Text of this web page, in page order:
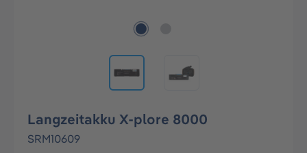
Langzeitakku X-plore 8000
SRM10609